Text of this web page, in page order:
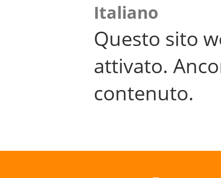
Italiano
Questo sito
attivato.
contenuto.